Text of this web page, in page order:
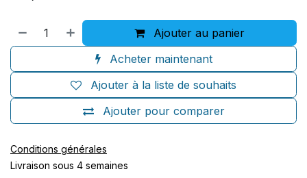
Ajouter au panier
Acheter maintenant
Ajouter pour comparer
Ajouter à la liste de souhaits
Conditions générales
Livraison sous 4 semaines